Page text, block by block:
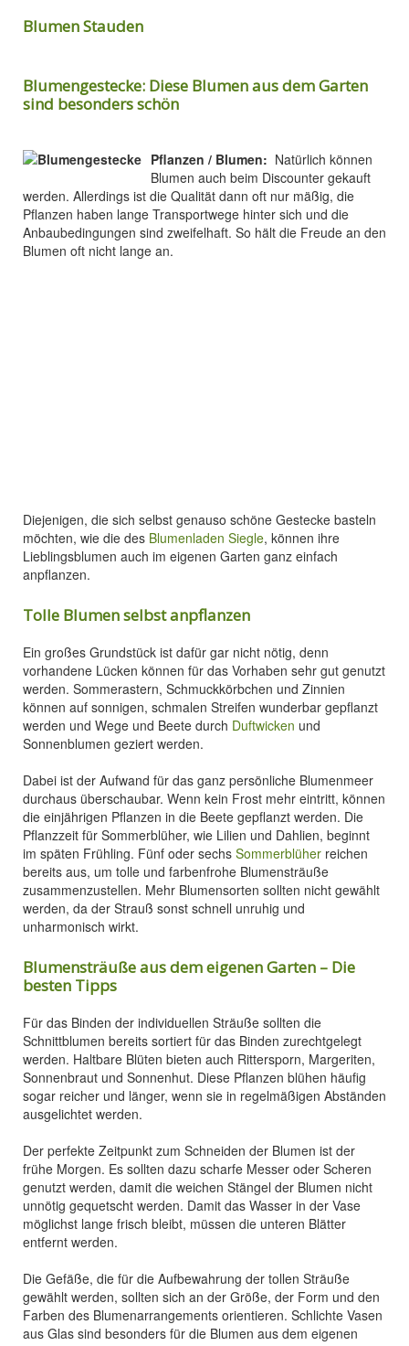
Blumen Stauden
Blumengestecke: Diese Blumen aus dem Garten
sind besonders schön
Pflanzen / Blumen: Natürlich können
Blumen auch beim Discounter gekauft
werden. Allerdings ist die Qualität dann oft nur mäßig, die
Pflanzen haben lange Transportwege hinter sich und die
Anbaubedingungen sind zweifelhaft. So hält die Freude an den
Blumen oft nicht lange an.
Diejenigen, die sich selbst genauso schöne Gestecke basteln
möchten, wie die des Blumenladen Siegle, können ihre
Lieblingsblumen auch im eigenen Garten ganz einfach
anpflanzen.
Tolle Blumen selbst anpflanzen
Ein großes Grundstück ist dafür gar nicht nötig, denn
vorhandene Lücken können für das Vorhaben sehr gut genutzt
werden. Sommerastern, Schmuckkörbchen und Zinnien
können auf sonnigen, schmalen Streifen wunderbar gepflanzt
werden und Wege und Beete durch Duftwicken und
Sonnenblumen geziert werden.
Dabei ist der Aufwand für das ganz persönliche Blumenmeer
durchaus überschaubar. Wenn kein Frost mehr eintritt, können
die einjährigen Pflanzen in die Beete gepflanzt werden. Die
Pflanzzeit für Sommerblüher, wie Lilien und Dahlien, beginnt
im späten Frühling. Fünf oder sechs Sommerblüher reichen
bereits aus, um tolle und farbenfrohe Blumensträuße
zusammenzustellen. Mehr Blumensorten sollten nicht gewählt
werden, da der Strauß sonst schnell unruhig und
unharmonisch wirkt.
Blumensträuße aus dem eigenen Garten – Die
besten Tipps
Für das Binden der individuellen Sträuße sollten die
Schnittblumen bereits sortiert für das Binden zurechtgelegt
werden. Haltbare Blüten bieten auch Rittersporn, Margeriten,
Sonnenbraut und Sonnenhut. Diese Pflanzen blühen häufig
sogar reicher und länger, wenn sie in regelmäßigen Abständen
ausgelichtet werden.
Der perfekte Zeitpunkt zum Schneiden der Blumen ist der
frühe Morgen. Es sollten dazu scharfe Messer oder Scheren
genutzt werden, damit die weichen Stängel der Blumen nicht
unnötig gequetscht werden. Damit das Wasser in der Vase
möglichst lange frisch bleibt, müssen die unteren Blätter
entfernt werden.
Die Gefäße, die für die Aufbewahrung der tollen Sträuße
gewählt werden, sollten sich an der Größe, der Form und den
Farben des Blumenarrangements orientieren. Schlichte Vasen
aus Glas sind besonders für die Blumen aus dem eigenen